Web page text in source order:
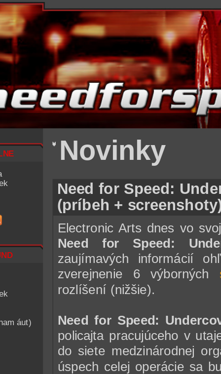
áut)
Novinky
Need for Speed:
(príbeh +
Electronic Arts dnes vo
Need for Speed:
zaujímavých informácií
zverejnenie 6 výborných
rozlíšení (nižšie).
Need for Speed:
policajta pracujúceho v
do siete medzinárodnej
úspech celej operácie sa